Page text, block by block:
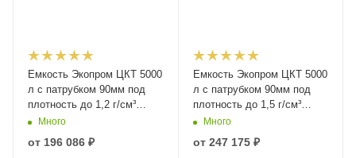
Емкость Экопром ЦКТ 5000
л с патрубком 90мм под
плотность до 1,2 г/см³
белая в обрешетке New
Много
от 196 086 ₽
Емкость Экопром ЦКТ 5000
л с патрубком 90мм под
плотность до 1,5 г/см³
белая в обрешетке New
Много
от 247 175 ₽